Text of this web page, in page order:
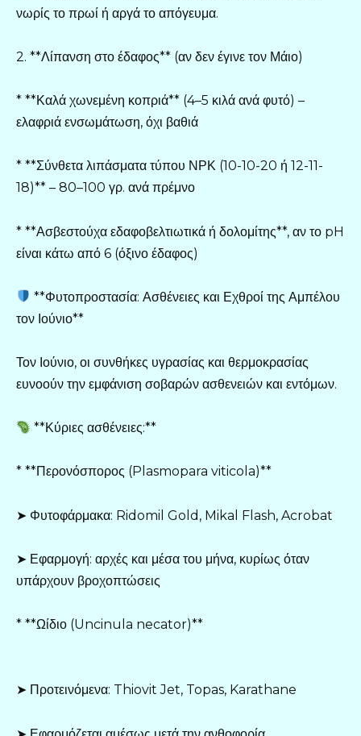
νωρίς το πρωί ή αργά το απόγευμα.
2. **Λίπανση στο έδαφος** (αν δεν έγινε τον Μάιο)
* **Καλά χωνεμένη κοπριά** (4–5 κιλά ανά φυτό) –
ελαφριά ενσωμάτωση, όχι βαθιά
* **Σύνθετα λιπάσματα τύπου ΝΡΚ (10-10-20 ή 12-11-
18)** – 80–100 γρ. ανά πρέμνο
* **Ασβεστούχα εδαφοβελτιωτικά ή δολομίτης**, αν το pH
είναι κάτω από 6 (όξινο έδαφος)
**Φυτοπροστασία: Ασθένειες και Εχθροί της Αμπέλου
τον Ιούνιο**
Τον Ιούνιο, οι συνθήκες υγρασίας και θερμοκρασίας
ευνοούν την εμφάνιση σοβαρών ασθενειών και εντόμων.
**Κύριες ασθένειες:**
* **Περονόσπορος (Plasmopara viticola)**
➤ Φυτοφάρμακα: Ridomil Gold, Mikal Flash, Acrobat
➤ Εφαρμογή: αρχές και μέσα του μήνα, κυρίως όταν
υπάρχουν βροχοπτώσεις
* **Ωίδιο (Uncinula necator)**
➤ Προτεινόμενα: Thiovit Jet, Topas, Karathane